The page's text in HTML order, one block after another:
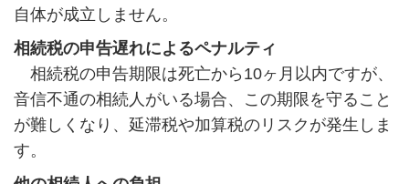
自体が成立しません。
相続税の申告遅れによるペナルティ
相続税の申告期限は死亡から10ヶ月以内ですが、
音信不通の相続人がいる場合、この期限を守ること
が難しくなり、延滞税や加算税のリスクが発生しま
す。